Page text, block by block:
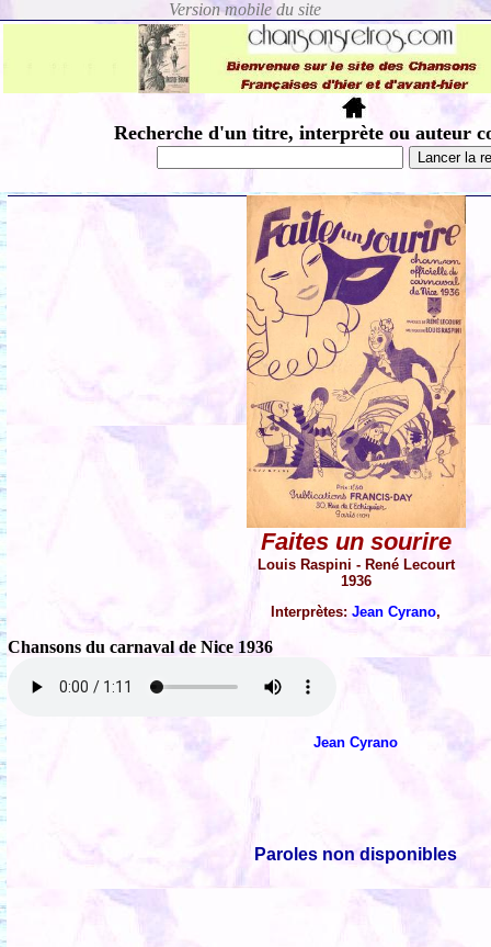
Recherche d'un titre, interprète ou auteur
Faites un sourire
Louis Raspini - René Lecourt
1936
Interprètes:Jean Cyrano,
Chansons du carnaval de Nice 1936
Jean Cyrano
Paroles non disponibles